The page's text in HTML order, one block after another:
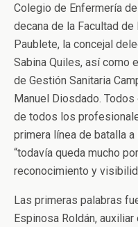
Colegio de Enfermería
decana de la Facultad de
Paublete, la concejal
Sabina Quiles, así como
de Gestión Sanitaria
Manuel Diosdado.
de todos los
primera línea de batalla
“todavía queda mucho
reconocimiento y
Las primeras palabras
Espinosa Roldán,